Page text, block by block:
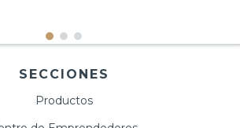
SECCIONES
Productos